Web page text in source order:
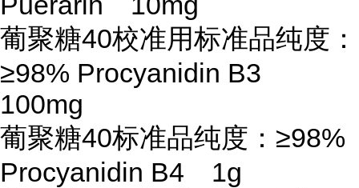
葡聚糖40校准用标准品纯度：
≥98% Procyanidin B3
100mg
葡聚糖40标准品纯度：≥98%
Procyanidin B4 1g